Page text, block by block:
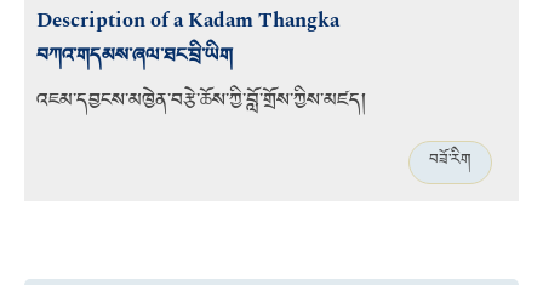
Description of a Kadam Thangka
བཀའ་གདམས་ཞལ་ཐང་བྲི་ཡིག
འཇམ་དབྱངས་མཁྱེན་བརྩེ་ཆོས་ཀྱི་བློ་གྲོས་ཀྱིས་མཛད།
བཟོ་རིག